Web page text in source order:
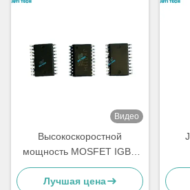
Видео
Высокоскоростной
мощность MOSFET IGBT
драйвер 3 фазы
высоковольтный драйвер
Лучшая цена